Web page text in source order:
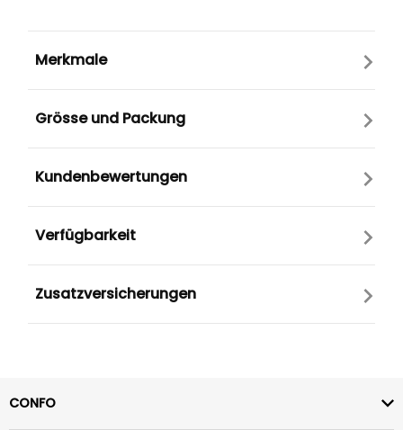
Merkmale
Grösse und Packung
Kundenbewertungen
Verfügbarkeit
Zusatzversicherungen
CONFO